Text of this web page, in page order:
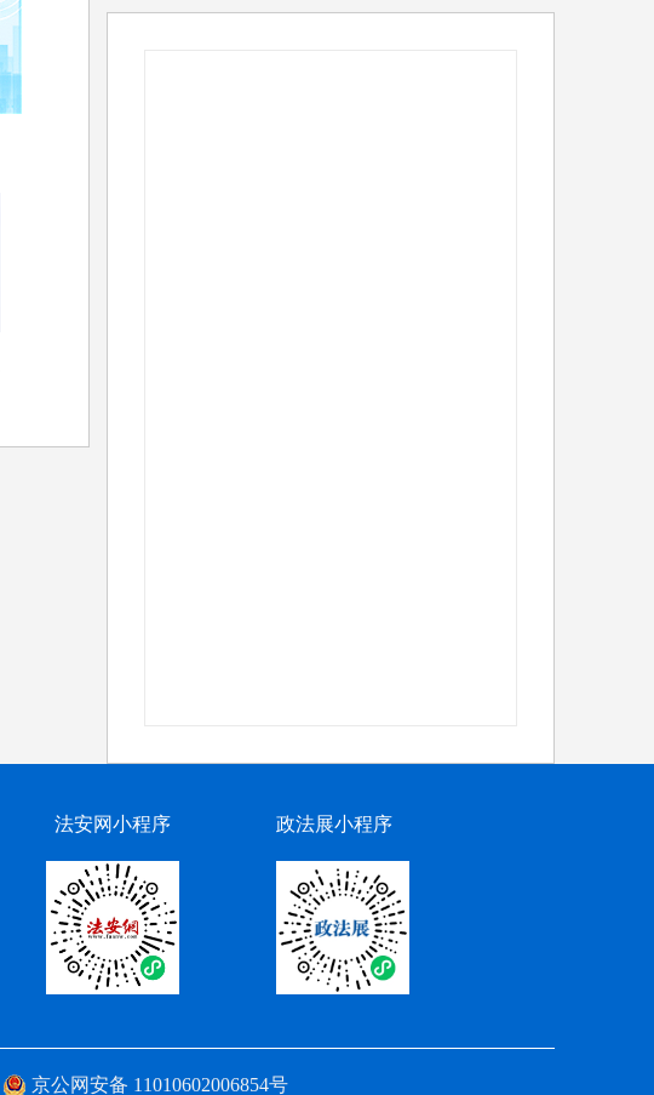
法安网小程序 政法展小程序
京公网安备 11010602006854号